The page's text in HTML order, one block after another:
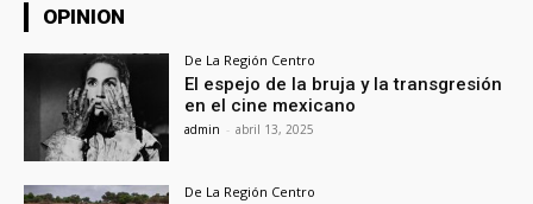
OPINION
De La Región Centro
El espejo de la bruja y la transgresión
en el cine mexicano
admin - abril 13, 2025
De La Región Centro